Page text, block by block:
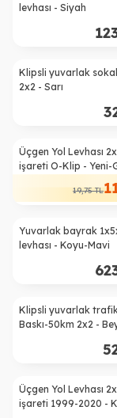
levhası - Siyah
Klipsli yuvarlak
2x2 - Sarı
%40
Üçgen Yol Levhası
işareti O-Klip - Yeni-
19,75TL
Yuvarlak bayrak
levhası - Koyu-Mavi
Klipsli yuvarlak trafik
Baskı-50km 2x2 -
Üçgen Yol Levhası
işareti 1999-2020 -